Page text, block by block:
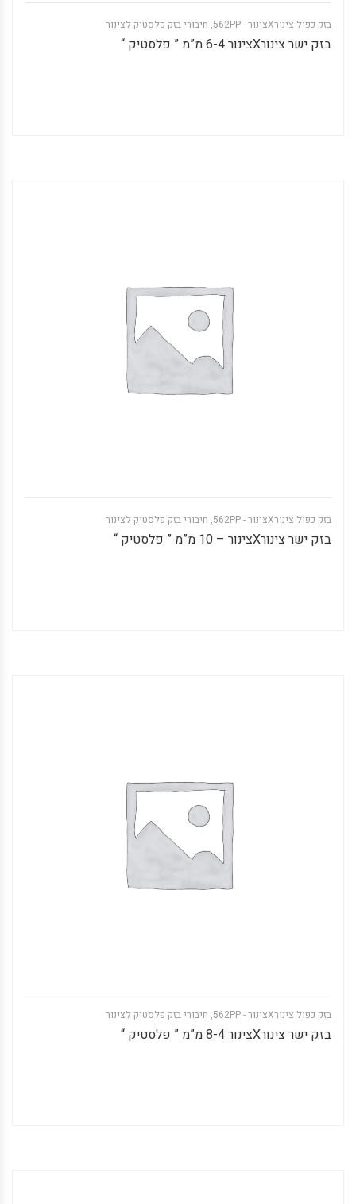
בזק כפול צינורXצינור - 562PP , חיבורי בזק פלסטיק לצינור
בזק ישר צינורXצינור 6-4 מ”מ ” פלסטיק “
בזק כפול צינורXצינור - 562PP , חיבורי בזק פלסטיק לצינור
בזק ישר צינורXצינור – 10 מ”מ ” פלסטיק “
בזק כפול צינורXצינור - 562PP , חיבורי בזק פלסטיק לצינור
בזק ישר צינורXצינור 8-4 מ”מ ” פלסטיק “